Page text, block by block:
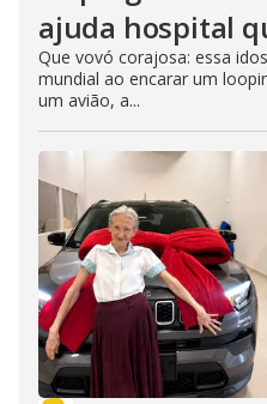
ajuda hospital
Que vovó corajosa: essa
mundial ao encarar um
um avião, a...